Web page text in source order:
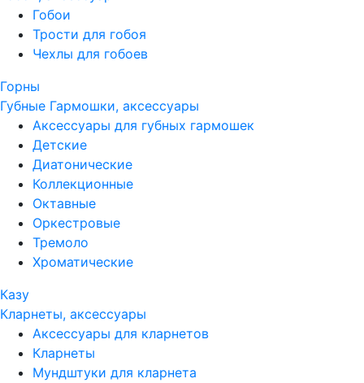
Гобои
Трости для гобоя
Чехлы для гобоев
Горны
Губные Гармошки, аксессуары
Аксессуары для губных гармошек
Детские
Диатонические
Коллекционные
Октавные
Оркестровые
Тремоло
Хроматические
Казу
Кларнеты, аксессуары
Аксессуары для кларнетов
Кларнеты
Мундштуки для кларнета